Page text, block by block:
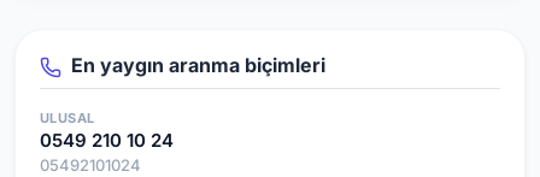
En yaygın aranma biçimleri
ULUSAL
0549 210 10 24
05492101024